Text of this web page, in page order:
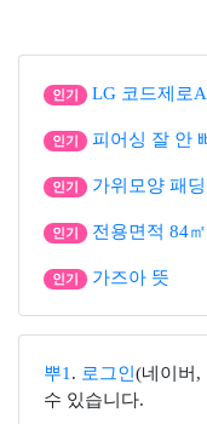
인기 LG 코드제로
인기 피어싱 잘 안
인기 가위모양 패
인기 전용면적 84
인기 가즈아 뜻
뿌1 . 로그인 (네이버,
수 있습니다.